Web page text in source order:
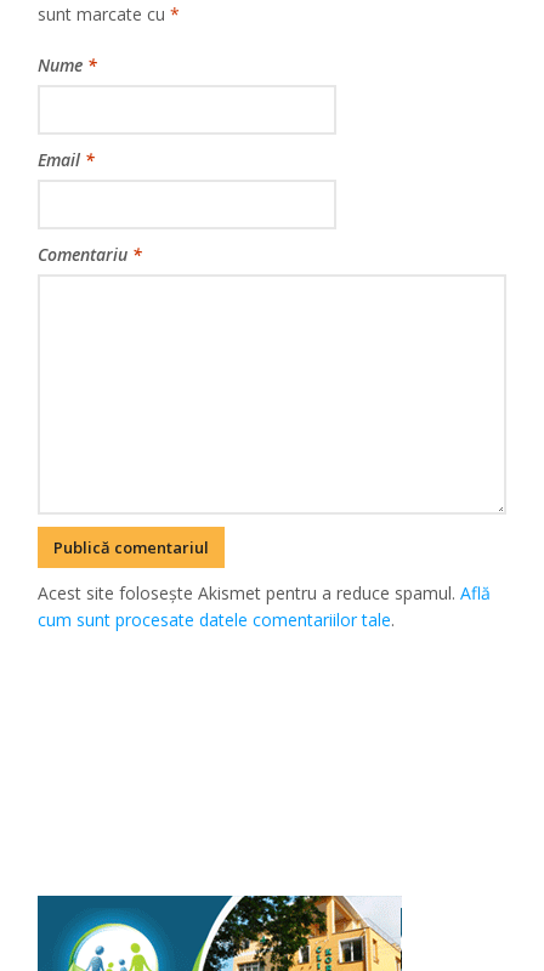
sunt marcate cu*
Nume *
Email *
Comentariu *
Acest site folosește Akismet pentru a reduce spamul.Află
cum sunt procesate datele comentariilor tale.